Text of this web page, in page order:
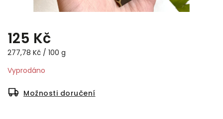
125 Kč
277,78 Kč / 100 g
Vyprodáno
Možnosti doručení